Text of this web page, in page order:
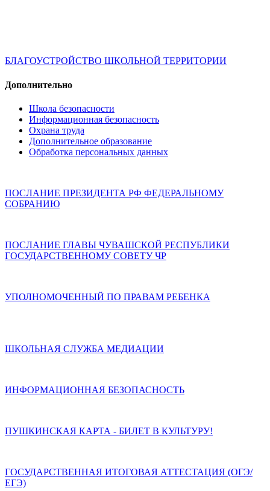
БЛАГОУСТРОЙСТВО ШКОЛЬНОЙ ТЕРРИТОРИИ
Дополнительно
Школа безопасности
Информационная безопасность
Охрана труда
Дополнительное образование
Обработка персональных данных
ПОСЛАНИЕ ПРЕЗИДЕНТА РФ ФЕДЕРАЛЬНОМУ
СОБРАНИЮ
ПОСЛАНИЕ ГЛАВЫ ЧУВАШСКОЙ РЕСПУБЛИКИ
ГОСУДАРСТВЕННОМУ СОВЕТУ ЧР
УПОЛНОМОЧЕННЫЙ ПО ПРАВАМ РЕБЕНКА
ШКОЛЬНАЯ СЛУЖБА МЕДИАЦИИ
ИНФОРМАЦИОННАЯ БЕЗОПАСНОСТЬ
ПУШКИНСКАЯ КАРТА - БИЛЕТ В КУЛЬТУРУ!
ГОСУДАРСТВЕННАЯ ИТОГОВАЯ АТТЕСТАЦИЯ (ОГЭ/
ЕГЭ)